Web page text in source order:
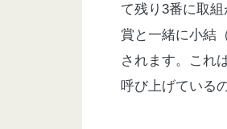
て残り 3番に取
賞と一緒に小結
されます。これ
呼び上げている